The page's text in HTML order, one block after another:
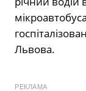
Львова.
РЕКЛАМА